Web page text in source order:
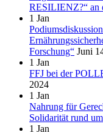
RESILIENZ?“ an
1 Jan
Forschung“ Juni
1 Jan
FFJ bei der
2024
1 Jan
Nahrung für
Solidarität rund
1 Jan